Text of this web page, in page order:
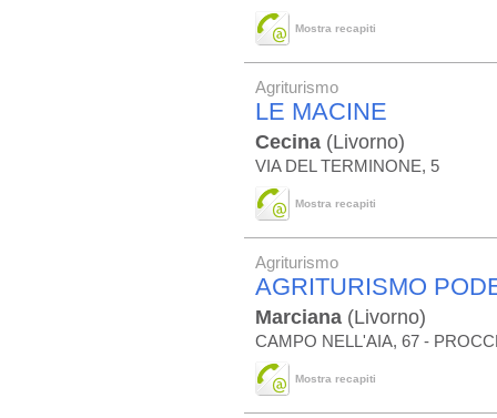
Mostra recapiti
Agriturismo
LE MACINE
Cecina (Livorno)
VIA DEL TERMINONE, 5
Mostra recapiti
Agriturismo
AGRITURISMO
Marciana (Livorno)
CAMPO NELL'AIA, 67 -
Mostra recapiti